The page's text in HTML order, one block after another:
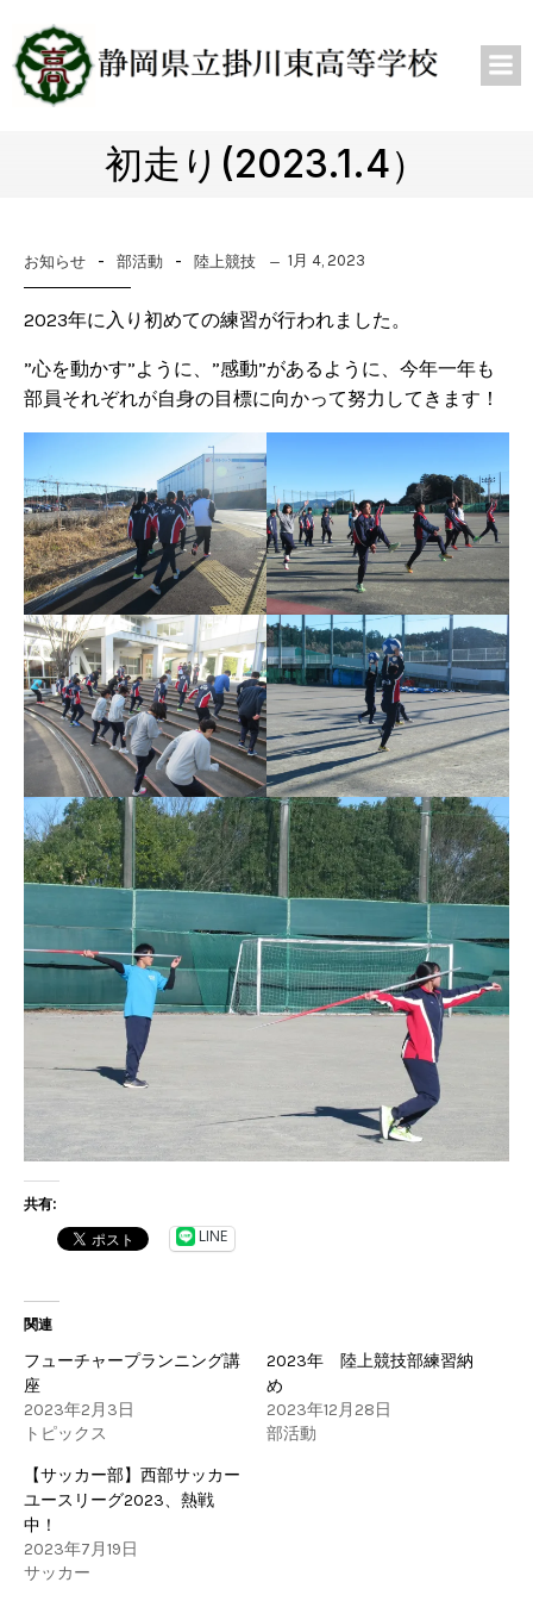
初走り(2023.1.4）
お知らせ - 部活動 - 陸上競技 1月 4, 2023
2023年に入り初めての練習が行われました。
”心を動かす”ように、”感動”があるように、今年一年も
部員それぞれが自身の目標に向かって努力してきます！
共有:
LINE
関連
フューチャープランニング講
座
2023年2月3日
トピックス
2023年 陸上競技部練習納
め
2023年12月28日
部活動
【サッカー部】⻄部サッカー
ユースリーグ2023、熱戦
中！
2023年7月19日
サッカー